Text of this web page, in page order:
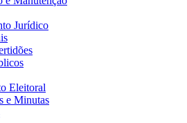
Jurídico
Eleitoral
e Minutas